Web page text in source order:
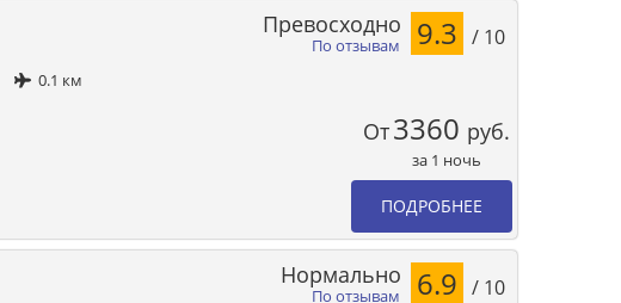
0.1 км
По отзывам
Превосходно 9.3 / 10
От3360 руб.
за 1 ночь
ПОДРОБНЕЕ
По отзывам
Нормально 6.9 / 10